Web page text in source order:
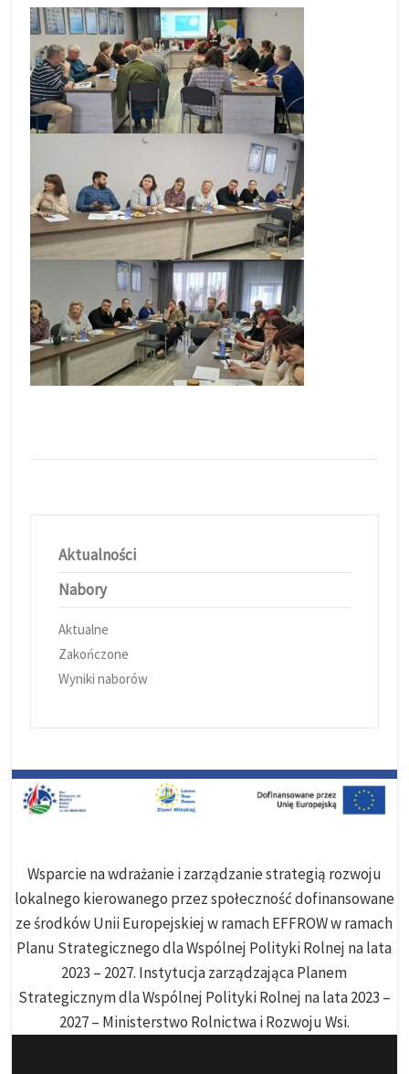
Aktualności
Nabory
Aktualne
Zakończone
Wyniki naborów
Wsparcie na wdrażanie i zarządzanie strategią rozwoju
lokalnego kierowanego przez społeczność dofinansowane
ze środków Unii Europejskiej w ramach EFFROW w ramach
Planu Strategicznego dla Wspólnej Polityki Rolnej na lata
2023 – 2027. Instytucja zarządzająca Planem
Strategicznym dla Wspólnej Polityki Rolnej na lata 2023 –
2027 – Ministerstwo Rolnictwa i Rozwoju Wsi.